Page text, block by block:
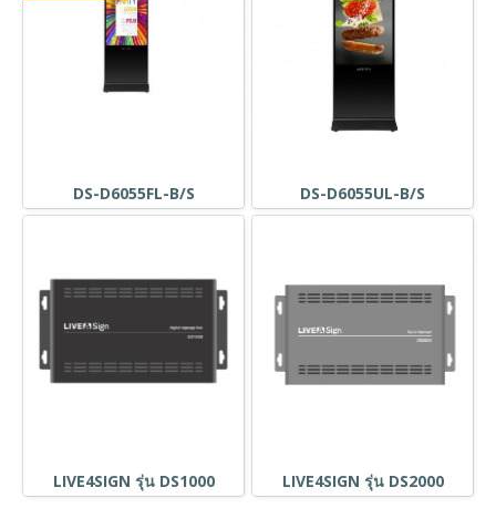
DS-D6055FL-B/S DS-D6055UL-B/S
LIVE4SIGN รุ่น DS1000 LIVE4SIGN รุ่น DS2000